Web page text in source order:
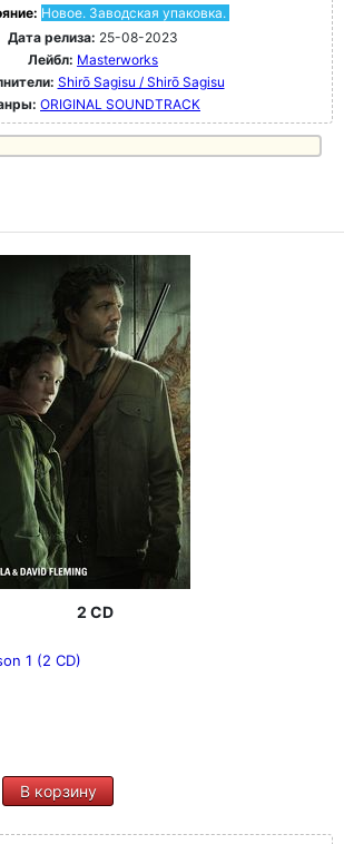
Новое. Заводская упаковка.
Дата релиза: 25-08-2023
Лейбл: Masterworks
Shirō Sagisu / Shirō Sagisu
ORIGINAL SOUNDTRACK
2 CD
1 (2 CD)
В корзину